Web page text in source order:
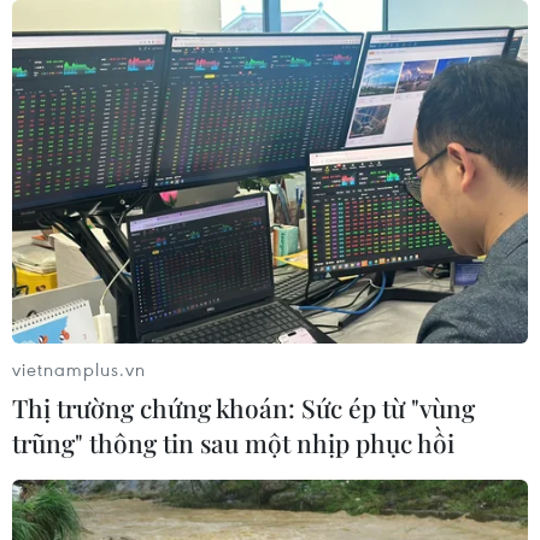
06/08/2026 07:25
Chủ tịch Liên đoàn Bóng đá thế giới
chịu sức ép chưa từng có
06/08/2026 04:12
Futsal Việt Nam bất bại sau trận hòa
khó tin trước chủ nhà Thái Lan
Toàn cảnh ASEAN Cup: Thái
Lan "thắng như chẻ tre", thách thức
tuyển Việt Nam
vietnamplus.vn
Thị trường chứng khoán: Sức ép từ "vùng
trũng" thông tin sau một nhịp phục hồi